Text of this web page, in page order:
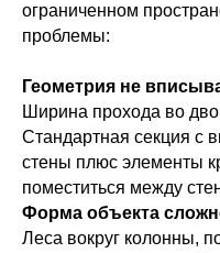
ограниченном
проблемы:
Геометрия не
Ширина прохода во
Стандартная секция с
стены плюс элементы
поместиться между
Форма объекта
Леса вокруг колонны,